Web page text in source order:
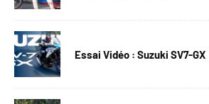
Essai Vidéo : Suzuki SV7-GX